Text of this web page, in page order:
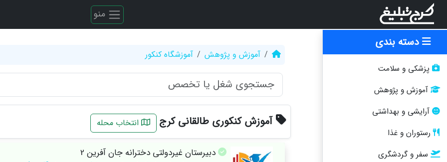
منو
دسته بندی
پزشکی و سلامت
آموزش و پژوهش
آرایشی و بهداشتی
رستوران و غذا
سفر و گردشگری
آموزش و پژوهش آموزشگاه کنکور
آموزش کنکوری طالقانی کرج انتخاب محله
دبیرستان غیردولتی دخترانه جان آفرین 2